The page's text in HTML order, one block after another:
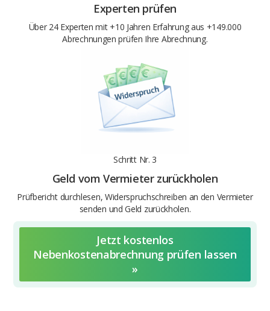
Experten prüfen
Über 24 Experten mit +10 Jahren Erfahrung aus +149.000
Abrechnungen prüfen Ihre Abrechnung.
Schritt Nr. 3
Geld vom Vermieter zurückholen
Prüfbericht durchlesen, Widerspruchschreiben an den Vermieter
senden und Geld zurückholen.
Jetzt kostenlos
Nebenkostenabrechnung prüfen lassen
»